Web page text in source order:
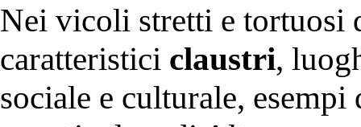
Nei vicoli stretti e tortuosi
caratteristici claustri,
sociale e culturale,